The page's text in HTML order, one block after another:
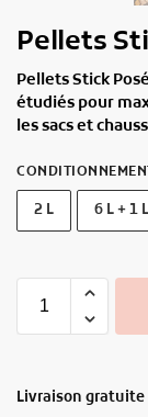
Pellets
Pellets Stick
étudiés pour
les sacs et
2 L 6 L + 1
Livraison gratuite